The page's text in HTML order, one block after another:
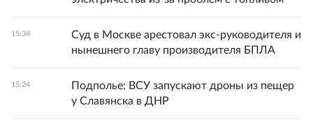
15:34
Суд в Москве арестовал экс-руководителя и
нынешнего главу производителя БПЛА
15:24
Подполье: ВСУ запускают дроны из пещер
у Славянска в ДНР